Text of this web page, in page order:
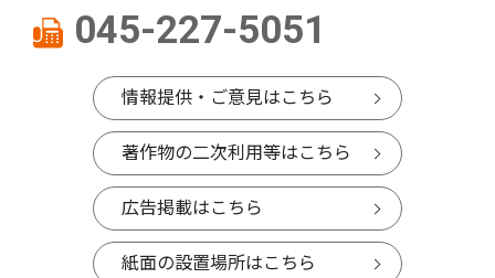
045-227-5051
情報提供・ご意見はこちら
著作物の二次利用等はこちら
広告掲載はこちら
紙面の設置場所はこちら